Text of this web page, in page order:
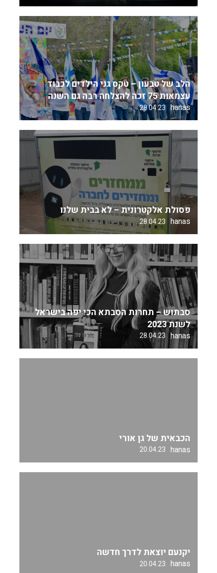
הלב של טבעון – טקס גני הילדים לכבוד
עצמאות 75 זכה להצלחה רבה גם השנה
hanas
28.04.23
פסולת אלקטרונית – לא בבית שלנו
hanas
28.04.23
סבתוש – תחרות הסבתא הכי יפה בישראל
לשנת 2023
hanas
28.04.23
הכבאית של גן אורי
hanas
20.04.23
יקנעם יוצאת לדרך חדשה
hanas
20.04.23